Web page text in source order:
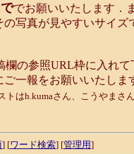
でお願いいたします．
写真が見やすいサイズ
の参照URL枠に入れて
一報をお願いいたしま
はh.kumaさん、こうやまさ
] [ワード検索] [管理用]